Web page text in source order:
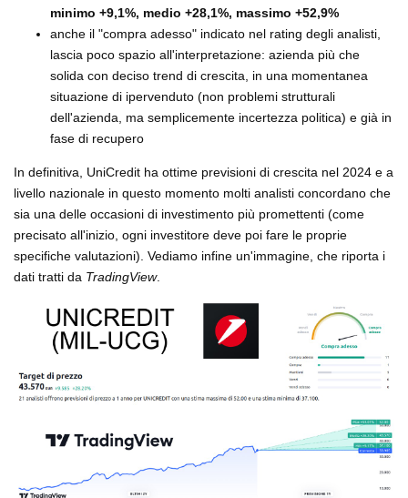
minimo +9,1%, medio +28,1%, massimo +52,9%
anche il "compra adesso" indicato nel rating degli analisti,
lascia poco spazio all'interpretazione: azienda più che
solida con deciso trend di crescita, in una momentanea
situazione di ipervenduto (non problemi strutturali
dell'azienda, ma semplicemente incertezza politica) e già in
fase di recupero
In definitiva, UniCredit ha ottime previsioni di crescita nel 2024 e a
livello nazionale in questo momento molti analisti concordano che
sia una delle occasioni di investimento più promettenti (come
precisato all'inizio, ogni investitore deve poi fare le proprie
specifiche valutazioni). Vediamo infine un'immagine, che riporta i
dati tratti da TradingView.